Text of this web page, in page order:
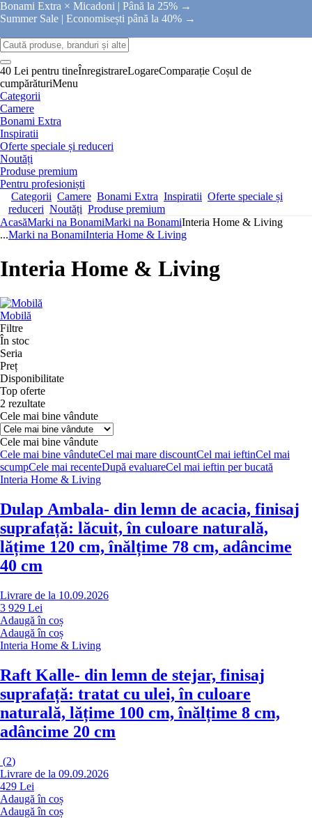
Bonami Extra × Micadoni | Până la 25% →
Summer Sale | Economisești până la 40% →
40 Lei pentru tineÎnregistrareLogareComparație Coșul de
cumpărăturiMenu
Categorii
Camere
Bonami Extra
Inspiratii
Oferte speciale și reduceri
Noutăți
Produse premium
Pentru profesioniști
Categorii Camere Bonami Extra Inspiratii Oferte speciale și
reduceri Noutăți Produse premium
AcasăMarki na BonamiMarki na BonamiInteria Home & Living
...Marki na BonamiInteria Home & Living
Interia Home & Living
Mobilă
Filtre
În stoc
Seria
Preț
Disponibilitate
Top oferte
2 rezultate
Cele mai bine vândute
Cele mai bine vândute
Cele mai bine vânduteCel mai mare discountCel mai ieftinCel mai
scumpCele mai recenteDupă evaluareCel mai ieftin per bucată
Interia Home & Living
Dulap Ambala- din lemn de acacia, finisaj
suprafață: lăcuit, în culoare naturală,
lățime 120 cm, înălțime 78 cm, adâncime
40 cm
Livrare de la 10.09.2026
3 929 Lei
Adaugă în coș
Adaugă în coș
Interia Home & Living
Raft Kalle- din lemn de stejar, finisaj
suprafață: tratat cu ulei, în culoare
naturală, lățime 100 cm, înălțime 8 cm,
adâncime 20 cm
(2)
Livrare de la 09.09.2026
429 Lei
Adaugă în coș
Adaugă în coș